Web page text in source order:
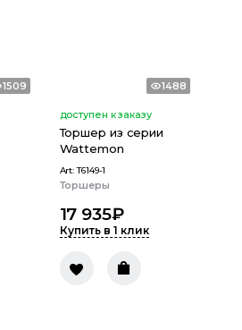
1509 1488
доступен к заказу
Торшер из серии
Wattemon
Art:T6149-1
Торшеры
17 935₽
Купить в 1 клик